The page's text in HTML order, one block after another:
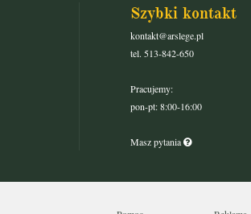
Szybki kontakt
kontakt@arslege.pl
tel. 513-842-650
Pracujemy:
pon-pt: 8:00-16:00
Masz pytania